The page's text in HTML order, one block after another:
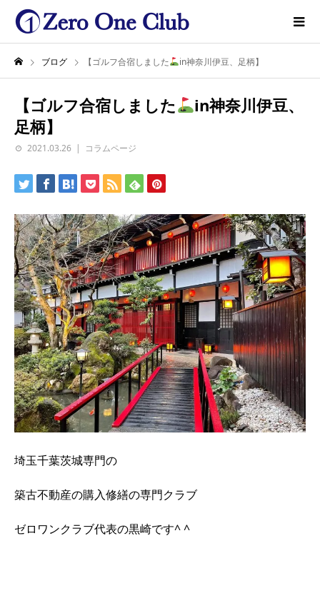
ブログ 【ゴルフ合宿しました in神奈川伊豆、足柄】
【ゴルフ合宿しました
in神奈川伊豆、
足柄】
2021.03.26 コラムページ
埼玉千葉茨城専門の
築古不動産の購入修繕の専門クラブ
ゼロワンクラブ代表の黒崎です^ ^